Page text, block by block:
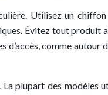
Utilisez un
Évitez tout
comme
plupart des